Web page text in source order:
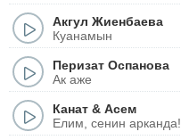
Акгул Жиенбаева
Куанамын
Перизат Оспанова
Ак аже
Канат & Асем
Елим, сенин арканда!